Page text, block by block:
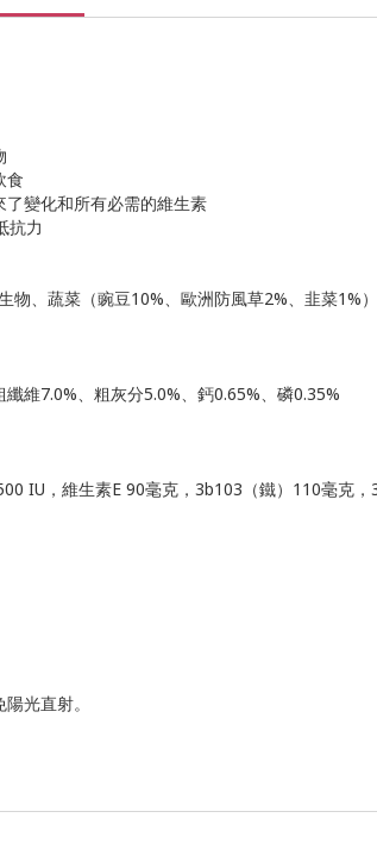
食
變化和所有必需的維生素
抗力
物、蔬菜（豌豆10%、歐洲防風草2%、韭菜
維7.0%、粗灰分5.0%、鈣0.65%、磷0.35%
IU，維生素E 90毫克，3b103（鐵）110毫克
光直射。